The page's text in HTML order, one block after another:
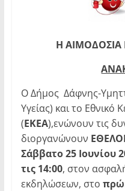
Η ΑΙΜΟΔΟΣΙΑ
Ο Δήμος Δάφνης-
Υγείας) και το Εθνικό
(ΕΚΕΑ),ενώνουν τις
διοργανώνουν
Σάββατο 25 Ιουνίου
τις 14:00, στον
εκδηλώσεων, στο